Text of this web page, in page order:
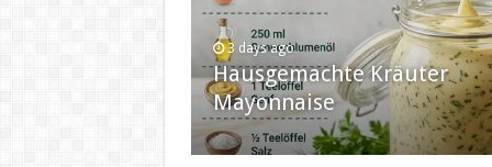
3 days ago
Hausgemachte Kräuter
Mayonnaise
1 week ago
Brezeln, Brötchen und
Knabbereien
2 weeks ago
Kartoffelgratin